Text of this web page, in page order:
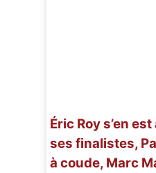
Éric Roy s’en
ses finalistes,
à coude, Marc